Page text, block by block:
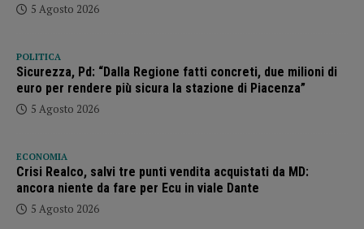
5 Agosto 2026
POLITICA
Sicurezza, Pd: “Dalla Regione fatti concreti, due milioni di
euro per rendere più sicura la stazione di Piacenza”
5 Agosto 2026
ECONOMIA
Crisi Realco, salvi tre punti vendita acquistati da MD:
ancora niente da fare per Ecu in viale Dante
5 Agosto 2026